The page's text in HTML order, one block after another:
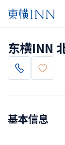
东横INN
基本信息